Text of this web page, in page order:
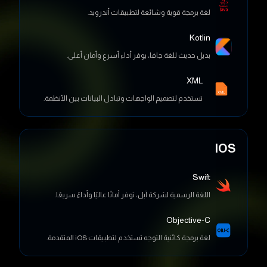
لغة برمجة قوية وشائعة لتطبيقات أندرويد.
Kotlin
بديل حديث للغة جافا، يوفر أداء أسرع وأمان أعلى.
XML
تستخدم لتصميم الواجهات وتبادل البيانات بين الأنظمة.
IOS
Swift
اللغة الرسمية لشركة آبل، توفر أمانًا عاليًا وأداءً سريعًا.
Objective-C
لغة برمجة كائنية التوجه تستخدم لتطبيقات iOS المتقدمة.